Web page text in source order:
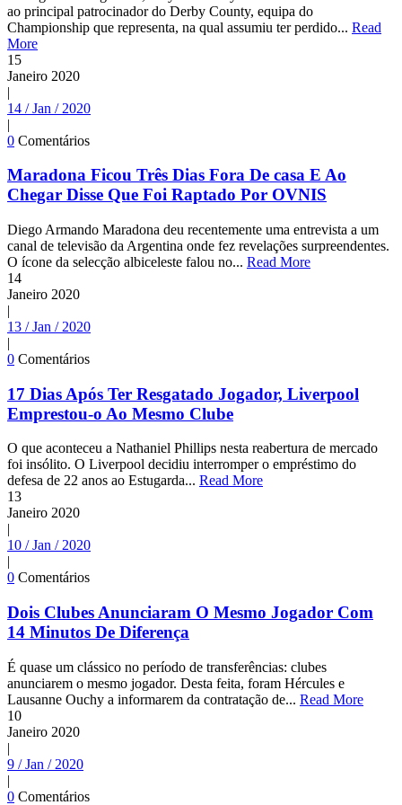
ao principal patrocinador do Derby County, equipa do
Championship que representa, na qual assumiu ter perdido... Read
More
15
Janeiro 2020
|
14 / Jan / 2020
|
0 Comentários
Maradona Ficou Três Dias Fora De casa E Ao
Chegar Disse Que Foi Raptado Por OVNIS
Diego Armando Maradona deu recentemente uma entrevista a um
canal de televisão da Argentina onde fez revelações surpreendentes.
O ícone da selecção albiceleste falou no... Read More
14
Janeiro 2020
|
13 / Jan / 2020
|
0 Comentários
17 Dias Após Ter Resgatado Jogador, Liverpool
Emprestou-o Ao Mesmo Clube
O que aconteceu a Nathaniel Phillips nesta reabertura de mercado
foi insólito. O Liverpool decidiu interromper o empréstimo do
defesa de 22 anos ao Estugarda... Read More
13
Janeiro 2020
|
10 / Jan / 2020
|
0 Comentários
Dois Clubes Anunciaram O Mesmo Jogador Com
14 Minutos De Diferença
É quase um clássico no período de transferências: clubes
anunciarem o mesmo jogador. Desta feita, foram Hércules e
Lausanne Ouchy a informarem da contratação de... Read More
10
Janeiro 2020
|
9 / Jan / 2020
|
0 Comentários